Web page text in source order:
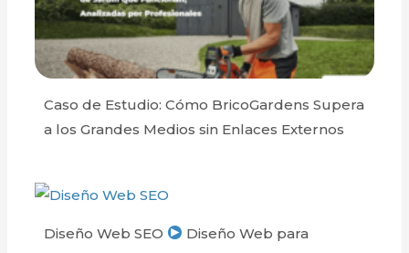
Caso de Estudio: Cómo BricoGardens Supera
a los Grandes Medios sin Enlaces Externos
Diseño Web SEO
Diseño Web para